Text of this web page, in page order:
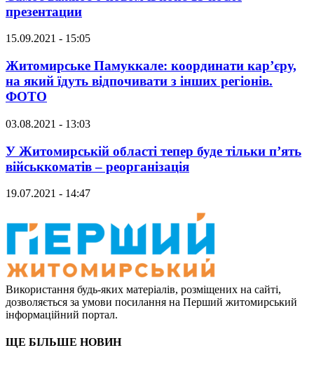
презентации
15.09.2021 - 15:05
Житомирське Памуккале: координати кар’єру,
на який їдуть відпочивати з інших регіонів.
ФОТО
03.08.2021 - 13:03
У Житомирській області тепер буде тільки п’ять
військкоматів – реорганізація
19.07.2021 - 14:47
Використання будь-яких матеріалів, розміщених на сайті,
дозволяється за умови посилання на Перший житомирський
інформаційний портал.
ЩЕ БІЛЬШЕ НОВИН